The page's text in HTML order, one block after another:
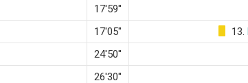
17'59''
17'05''
13.
24'50''
26'30''